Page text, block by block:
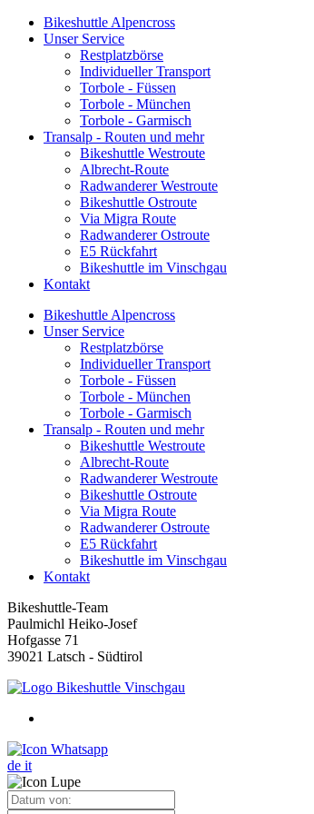
Bikeshuttle Alpencross
Unser Service
Restplatzbörse
Individueller Transport
Torbole - Füssen
Torbole - München
Torbole - Garmisch
Transalp - Routen und mehr
Bikeshuttle Westroute
Albrecht-Route
Radwanderer Westroute
Bikeshuttle Ostroute
Via Migra Route
Radwanderer Ostroute
E5 Rückfahrt
Bikeshuttle im Vinschgau
Kontakt
Bikeshuttle Alpencross
Unser Service
Restplatzbörse
Individueller Transport
Torbole - Füssen
Torbole - München
Torbole - Garmisch
Transalp - Routen und mehr
Bikeshuttle Westroute
Albrecht-Route
Radwanderer Westroute
Bikeshuttle Ostroute
Via Migra Route
Radwanderer Ostroute
E5 Rückfahrt
Bikeshuttle im Vinschgau
Kontakt
Bikeshuttle-Team
Paulmichl Heiko-Josef
Hofgasse 71
39021 Latsch - Südtirol
de it